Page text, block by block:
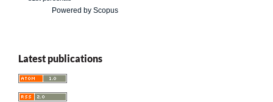
Powered by Scopus
Latest publications